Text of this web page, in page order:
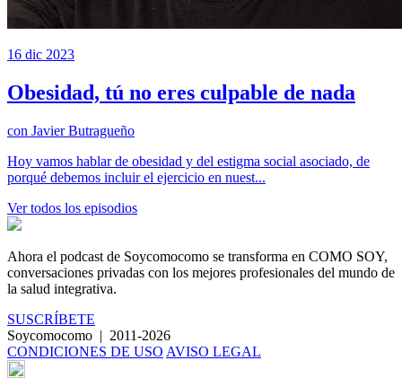
16 dic 2023
Obesidad, tú no eres culpable de nada
con Javier Butragueño
Hoy vamos hablar de obesidad y del estigma social asociado, de
porqué debemos incluir el ejercicio en nuest...
Ver todos los episodios
Ahora el podcast de Soycomocomo se transforma en COMO SOY,
conversaciones privadas con los mejores profesionales del mundo de
la salud integrativa.
SUSCRÍBETE
Soycomocomo | 2011-2026
CONDICIONES DE USO AVISO LEGAL